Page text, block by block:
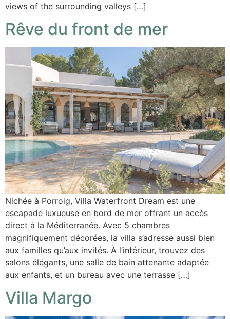
views of the surrounding valleys […]
Rêve du front de mer
Nichée à Porroig, Villa Waterfront Dream est une
escapade luxueuse en bord de mer offrant un accès
direct à la Méditerranée. Avec 5 chambres
magnifiquement décorées, la villa s’adresse aussi bien
aux familles qu’aux invités. À l’intérieur, trouvez des
salons élégants, une salle de bain attenante adaptée
aux enfants, et un bureau avec une terrasse […]
Villa Margo